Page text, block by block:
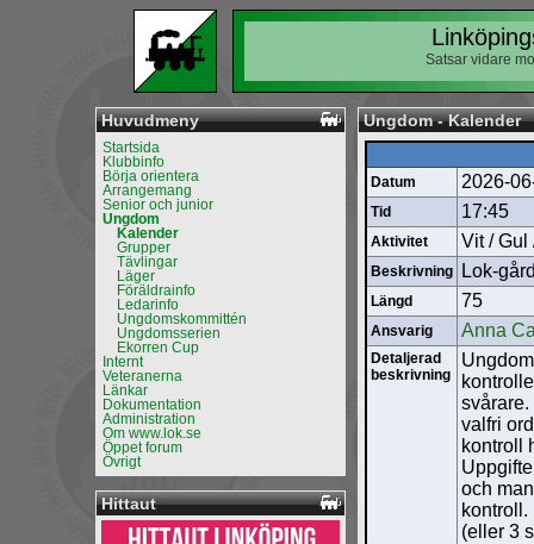
Satsar vidare
Huvudmeny
Startsida
Klubbinfo
Börja orientera
Arrangemang
Senior och junior
Ungdom
Kalender
Grupper
Tävlingar
Läger
Föräldrainfo
Ledarinfo
Ungdomskommittén
Ungdomsserien
Ekorren Cup
Internt
Veteranerna
Länkar
Dokumentation
Administration
Om www.lok.se
Öppet forum
Övrigt
Hittaut
Ungdom - Kalender
Datum 2026-
Tid 17:45
Aktivitet Vit / Gul
Beskrivning Lok-
Längd 75
Ansvarig Anna
Detaljerad
beskrivning
svårare.
valfri
kontroll
och
kontroll.
(eller 3